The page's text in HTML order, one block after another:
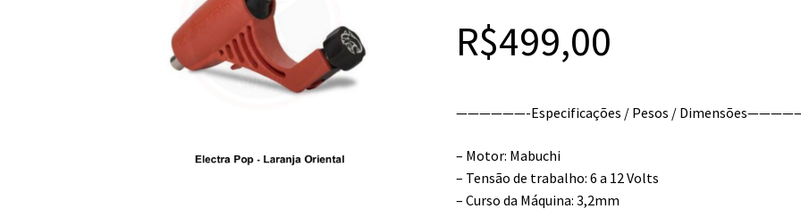
R$499,00
——————-Especificações / Pesos /
– Motor: Mabuchi
– Tensão de trabalho: 6 a 12 Volts
– Curso da Máquina: 3,2mm